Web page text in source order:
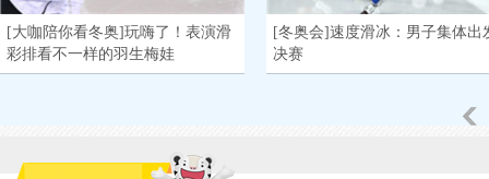
[大咖陪你看冬奥]玩嗨了！表演滑
彩排看不一样的羽生梅娃
[冬奥会]速度滑冰：男子集体出
决赛